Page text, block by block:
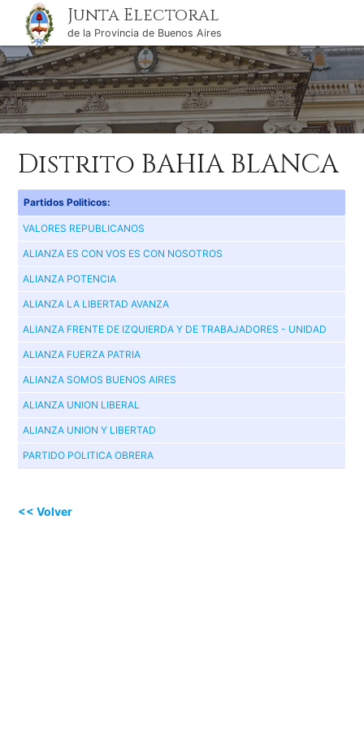
Junta Electoral
de la Provincia de Buenos Aires
Distrito BAHIA BLANCA
Partidos Politicos:
VALORES REPUBLICANOS
ALIANZA ES CON VOS ES CON NOSOTROS
ALIANZA POTENCIA
ALIANZA LA LIBERTAD AVANZA
ALIANZA FRENTE DE IZQUIERDA Y DE TRABAJADORES - UNIDAD
ALIANZA FUERZA PATRIA
ALIANZA SOMOS BUENOS AIRES
ALIANZA UNION LIBERAL
ALIANZA UNION Y LIBERTAD
PARTIDO POLITICA OBRERA
<< Volver